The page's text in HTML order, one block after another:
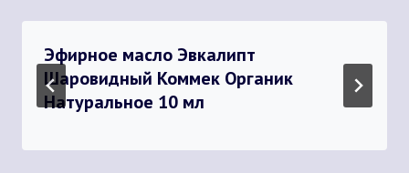
Эфирное масло Эвкалипт
Шаровидный Коммек Органик
Натуральное 10 мл